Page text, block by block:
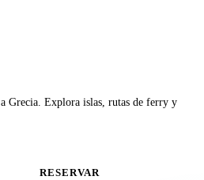
Grecia. Explora islas, rutas de ferry y
RESERVAR